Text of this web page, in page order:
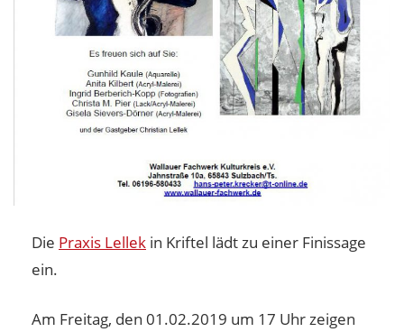
Die Praxis Lellek in Kriftel lädt zu einer Finissage
ein.
Am Freitag, den 01.02.2019 um 17 Uhr zeigen